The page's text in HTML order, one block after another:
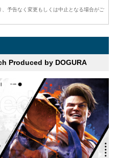
予告なく変更もしくは中止となる場合がご
Produced by DOGURA